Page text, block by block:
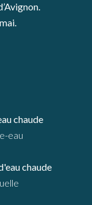
chaude
eau
chaude